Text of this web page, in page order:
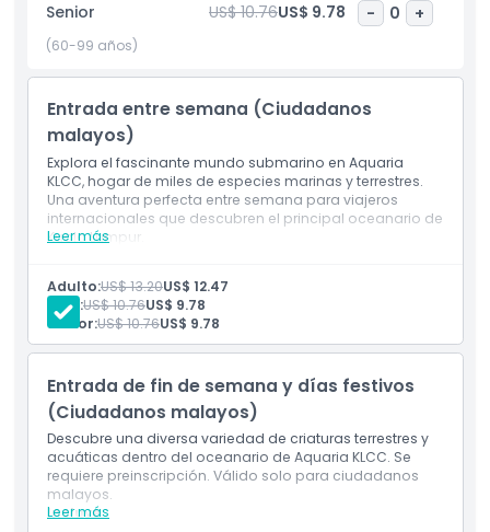
Inclusiones
Política para Niños y Adultos
Exclusiones
Horario de Apertura
Cosas a Saber
Ubicación
Cómo Llegar
Cómo Canjear
Senior US$ 10.76US$ 9.78 - 0 +
(60-99 años)
Entrada entre semana (Ciudadanos
malayos)
Explora el fascinante mundo submarino en Aquaria
KLCC, hogar de miles de especies marinas y terrestres.
Una aventura perfecta entre semana para viajeros
internacionales que descubren el principal oceanario de
Kuala Lumpur.
Leer más
Entrada a Aquaria KLCC
Acceso a todas las zonas temáticas y galerías
Entrada a la experiencia del túnel submarino
Válido para ciudadanos malayos (lunes a viernes,
excepto días festivos)
Adulto:US$ 13.20US$ 12.47
Niño:US$ 10.76US$ 9.78
Senior:US$ 10.76US$ 9.78
Entrada de fin de semana y días festivos
(Ciudadanos malayos)
Descubre una diversa variedad de criaturas terrestres y
acuáticas dentro del oceanario de Aquaria KLCC. Se
requiere preinscripción. Válido solo para ciudadanos
malayos.
Leer más
Incluye